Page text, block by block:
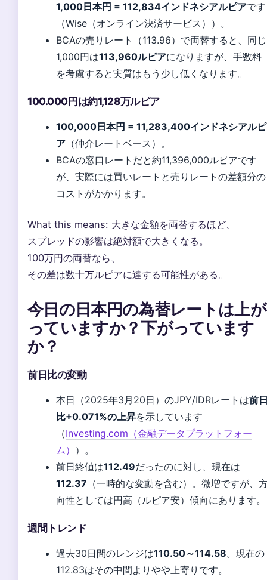
1,000日本円 = 112,834インドネシアルピアです
（Wise（オンライン決済サービス））。
BCAの売りレート（113.96）で両替すると、同じ
1,000円は113,960ルピアになりますが、手数料
を考慮すると実質はもう少し低くなります。
100.000円は約1,128万ルピア
100,000日本円 = 11,283,400インドネシアルピ
ア （仲介レートベース）。
BCAの窓口レートだと約11,396,000ルピアです
が、実際には買いレートと売りレートの差額分の
コストがかかります。
What this means: 大きな金額を両替するほど、
スプレッドの影響は絶対額で大きくなる。
100万円の両替なら、
その差は数十万ルピアに達する可能性がある。
今日の日本円の為替レートは上が
っていますか？下がっています
か？
前日比の変動
本日（2025年3月20日）のJPY/IDRレートは前
比+0.071%の上昇を示しています
（Investing.com（金融データプラットフォー
ム） ）。
前日終値は112.49だったのに対し、現在は
112.37 （一時的な変動を含む）。微増ですが、
向性としては円高（ルピア安）傾向にあります。
週間トレンド
過去30日間のレンジは110.50～114.58。現在の
112.83はその中間よりやや上寄りです。